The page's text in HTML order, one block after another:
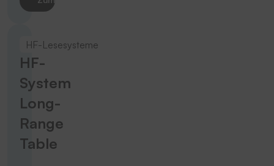
HF-Lesesysteme
HF-
System
Long-
Range
Table